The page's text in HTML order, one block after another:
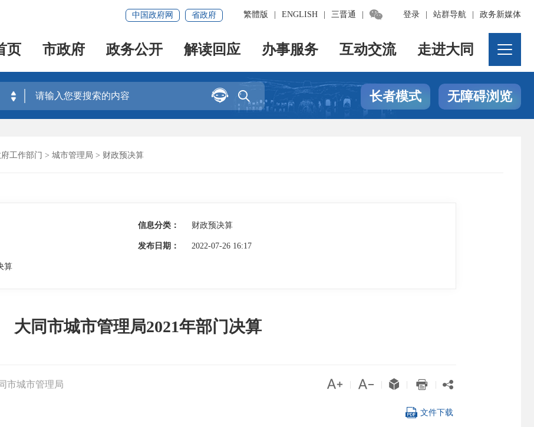
登录 站群导航 政务新媒体
繁體版 ENGLISH 三晋通 
中国政府网 省政府
页 市政府 政务公开 解读回应 办事服务 互动交流 走进大同

 长者模式 无障碍浏览
工作部门 > 城市管理局 > 财政预决算
信息分类： 财政预决算
发布日期： 2022-07-26 16:17
算
大同市城市管理局2021年部门决算
市城市管理局     
 文件下载